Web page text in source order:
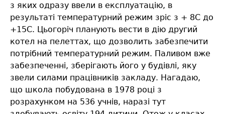
з яких одразу ввели в експлуатацію, в
результаті температурний режим зріс з + 8С до
+15С. Цьогоріч планують вести в дію другий
котел на пелеттах, що дозволить забезпечити
потрібний температурний режим. Паливом вже
забезпеченні, зберігають його у будівлі, яку
звели силами працівників закладу. Нагадаю,
що школа побудована в 1978 році з
розрахунком на 536 учнів, наразі тут